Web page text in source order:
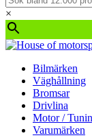
×
Bilmärken
Väghållning
Bromsar
Drivlina
Motor /
Varumärken